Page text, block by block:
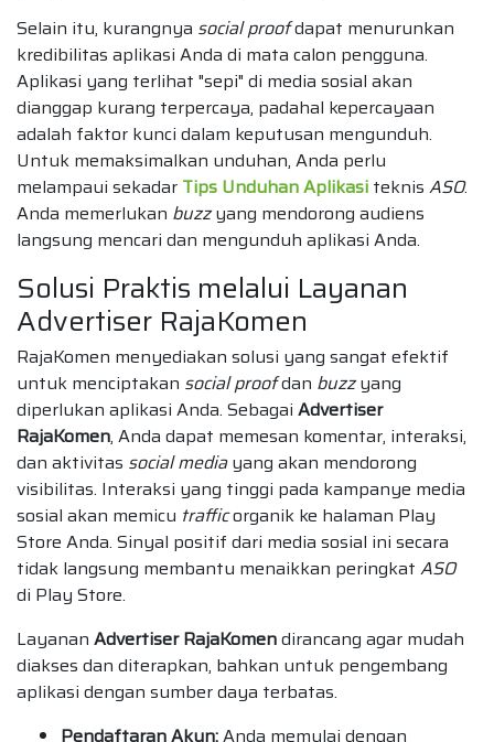
Selain itu, kurangnya social proofdapat menurunkan
kredibilitas aplikasi Anda di mata calon pengguna.
Aplikasi yang terlihat "sepi" di media sosial akan
dianggap kurang terpercaya, padahal kepercayaan
adalah faktor kunci dalam keputusan mengunduh.
Untuk memaksimalkan unduhan, Anda perlu
melampaui sekadar Tips Unduhan Aplikasi teknis ASO.
Anda memerlukan buzzyang mendorong audiens
langsung mencari dan mengunduh aplikasi Anda.
Solusi Praktis melalui Layanan
Advertiser RajaKomen
RajaKomen menyediakan solusi yang sangat efektif
untuk menciptakan social proofdan buzzyang
diperlukan aplikasi Anda. Sebagai Advertiser
RajaKomen, Anda dapat memesan komentar, interaksi,
dan aktivitas social mediayang akan mendorong
visibilitas. Interaksi yang tinggi pada kampanye media
sosial akan memicu trafficorganik ke halaman Play
Store Anda. Sinyal positif dari media sosial ini secara
tidak langsung membantu menaikkan peringkat ASO
di Play Store.
Layanan Advertiser RajaKomendirancang agar mudah
diakses dan diterapkan, bahkan untuk pengembang
aplikasi dengan sumber daya terbatas.
Pendaftaran Akun:Anda memulai dengan